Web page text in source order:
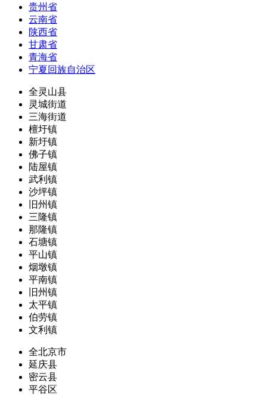
贵州省
云南省
陕西省
甘肃省
青海省
宁夏回族自治区
全灵山县
灵城街道
三海街道
檀圩镇
新圩镇
佛子镇
陆屋镇
武利镇
沙坪镇
旧州镇
三隆镇
那隆镇
石塘镇
平山镇
烟墩镇
平南镇
旧州镇
太平镇
伯劳镇
文利镇
全北京市
延庆县
密云县
平谷区